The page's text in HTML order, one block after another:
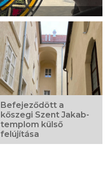
Befejeződött a
kőszegi Szent Jakab-
templom külső
felújítása